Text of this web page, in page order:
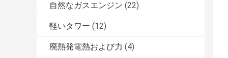
自然なガスエンジン (22)
軽いタワー (12)
廃熱発電熱および力 (4)